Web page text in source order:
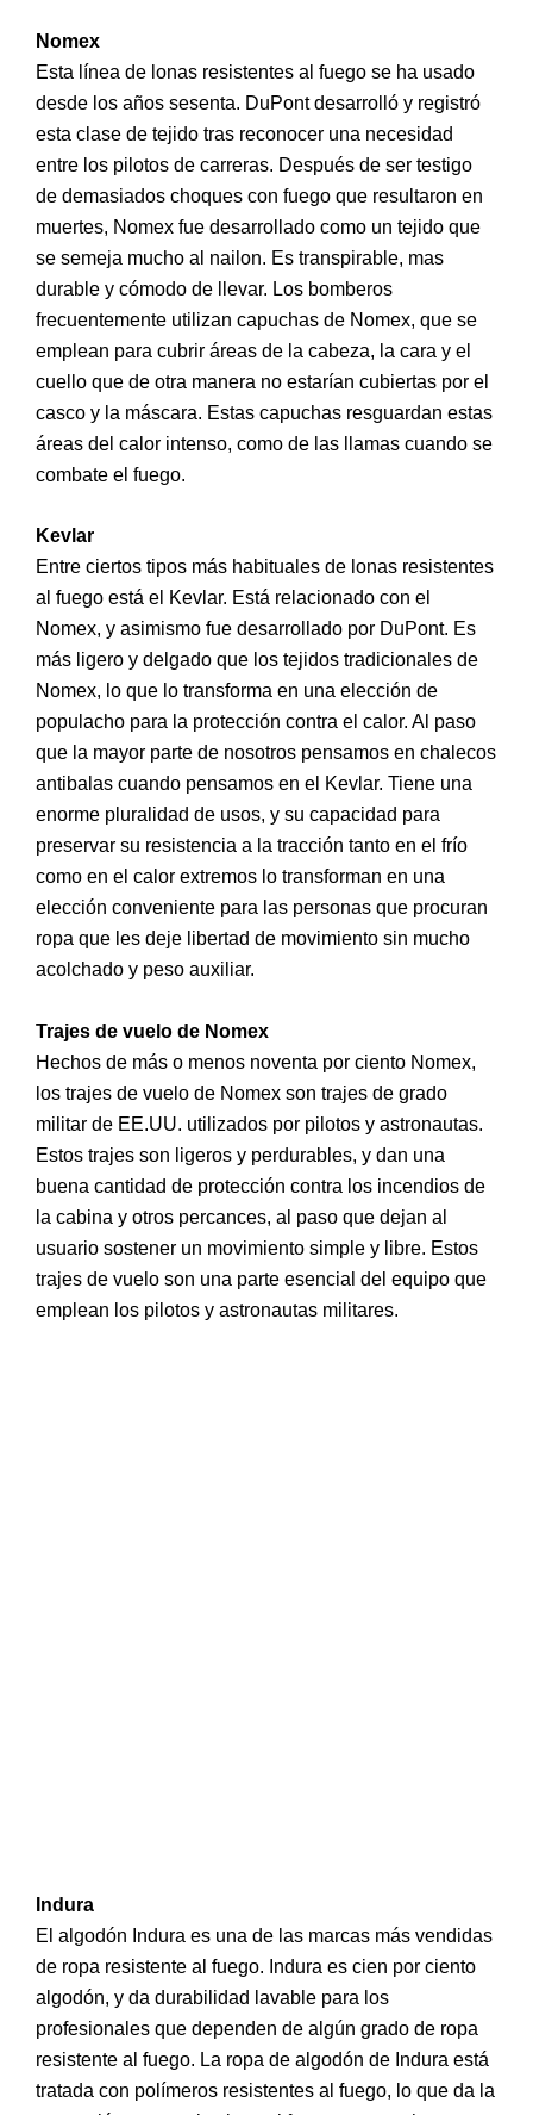
Nomex
Esta línea de lonas resistentes al fuego se ha usado
desde los años sesenta. DuPont desarrolló y registró
esta clase de tejido tras reconocer una necesidad
entre los pilotos de carreras. Después de ser testigo
de demasiados choques con fuego que resultaron en
muertes, Nomex fue desarrollado como un tejido que
se semeja mucho al nailon. Es transpirable, mas
durable y cómodo de llevar. Los bomberos
frecuentemente utilizan capuchas de Nomex, que se
emplean para cubrir áreas de la cabeza, la cara y el
cuello que de otra manera no estarían cubiertas por el
casco y la máscara. Estas capuchas resguardan estas
áreas del calor intenso, como de las llamas cuando se
combate el fuego.
Kevlar
Entre ciertos tipos más habituales de lonas resistentes
al fuego está el Kevlar. Está relacionado con el
Nomex, y asimismo fue desarrollado por DuPont. Es
más ligero y delgado que los tejidos tradicionales de
Nomex, lo que lo transforma en una elección de
populacho para la protección contra el calor. Al paso
que la mayor parte de nosotros pensamos en chalecos
antibalas cuando pensamos en el Kevlar. Tiene una
enorme pluralidad de usos, y su capacidad para
preservar su resistencia a la tracción tanto en el frío
como en el calor extremos lo transforman en una
elección conveniente para las personas que procuran
ropa que les deje libertad de movimiento sin mucho
acolchado y peso auxiliar.
Trajes de vuelo de Nomex
Hechos de más o menos noventa por ciento Nomex,
los trajes de vuelo de Nomex son trajes de grado
militar de EE.UU. utilizados por pilotos y astronautas.
Estos trajes son ligeros y perdurables, y dan una
buena cantidad de protección contra los incendios de
la cabina y otros percances, al paso que dejan al
usuario sostener un movimiento simple y libre. Estos
trajes de vuelo son una parte esencial del equipo que
emplean los pilotos y astronautas militares.
Indura
El algodón Indura es una de las marcas más vendidas
de ropa resistente al fuego. Indura es cien por ciento
algodón, y da durabilidad lavable para los
profesionales que dependen de algún grado de ropa
resistente al fuego. La ropa de algodón de Indura está
tratada con polímeros resistentes al fuego, lo que da la